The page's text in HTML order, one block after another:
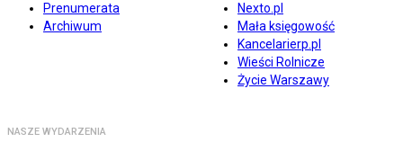
Prenumerata
Archiwum
Nexto.pl
Mała księgowość
Kancelarierp.pl
Wieści Rolnicze
Życie Warszawy
NASZE WYDARZENIA